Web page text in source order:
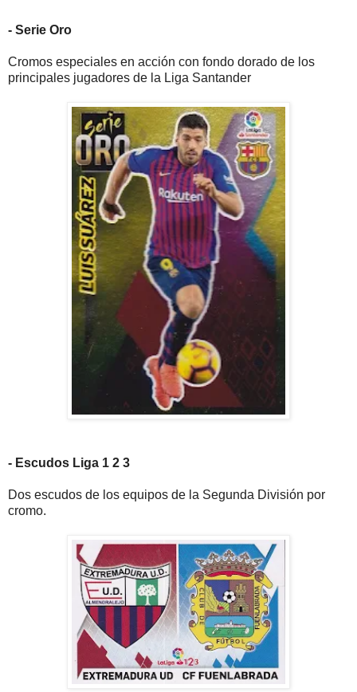
- Serie Oro
Cromos especiales en acción con fondo dorado de los
principales jugadores de la Liga Santander
- Escudos Liga 1 2 3
Dos escudos de los equipos de la Segunda División por
cromo.